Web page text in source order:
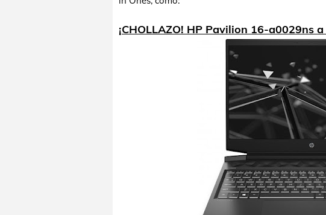
¡CHOLLAZO! HP Pavilion 16-a0029ns